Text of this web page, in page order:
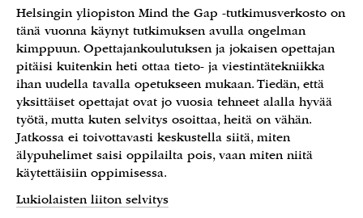
Helsingin yliopiston Mind the Gap -tutkimusverkosto on
tänä vuonna käynyt tutkimuksen avulla ongelman
kimppuun. Opettajankoulutuksen ja jokaisen opettajan
pitäisi kuitenkin heti ottaa tieto- ja viestintätekniikka
ihan uudella tavalla opetukseen mukaan. Tiedän, että
yksittäiset opettajat ovat jo vuosia tehneet alalla hyvää
työtä, mutta kuten selvitys osoittaa, heitä on vähän.
Jatkossa ei toivottavasti keskustella siitä, miten
älypuhelimet saisi oppilailta pois, vaan miten niitä
käytettäisiin oppimisessa.
Lukiolaisten liiton selvitys